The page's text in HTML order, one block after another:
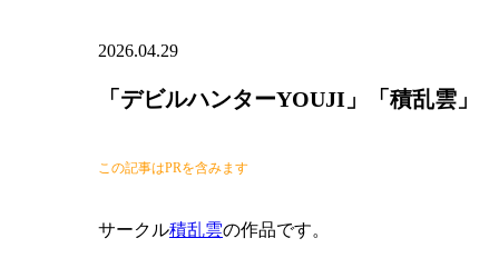
2026.04.29
「デビルハンターYOUJI」「積乱雲」
この記事はPRを含みます
サークル積乱雲の作品です。